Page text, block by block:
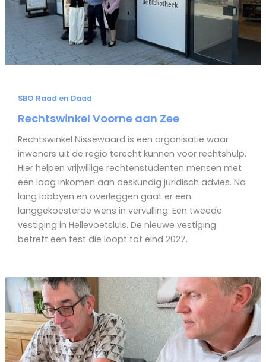
SBO Raad en Daad
Rechtswinkel Voorne aan Zee
Rechtswinkel Nissewaard is een organisatie waar
inwoners uit de regio terecht kunnen voor rechtshulp.
Hier helpen vrijwillige rechtenstudenten mensen met
een laag inkomen aan deskundig juridisch advies. Na
lang lobbyen en overleggen gaat er een
langgekoesterde wens in vervulling: Een tweede
vestiging in Hellevoetsluis. De nieuwe vestiging
betreft een test die loopt tot eind 2027.